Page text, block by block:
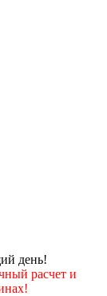
день!
расчет и